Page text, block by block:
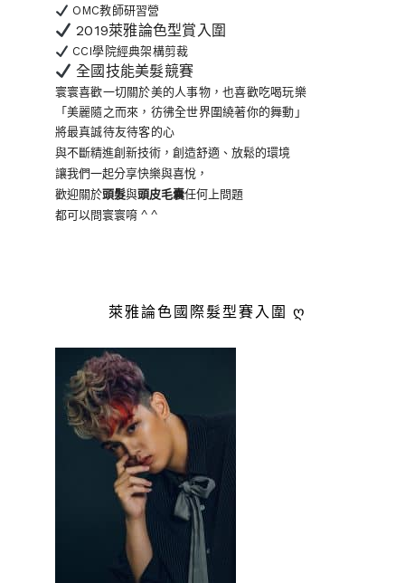
OMC教師研習營
2019萊雅論色型賞入圍
CCI學院經典架構剪裁
全國技能美髮競賽
寰寰喜歡一切關於美的人事物，也喜歡吃喝玩樂
「美麗隨之而來，彷彿全世界圍繞著你的舞動」
將最真誠待友待客的心
與不斷精進創新技術，創造舒適、放鬆的環境
讓我們一起分享快樂與喜悅，
歡迎關於頭髮與頭皮毛囊任何上問題
都可以問寰寰唷 ^ ^
萊雅論色國際髮型賽入圍 ღ